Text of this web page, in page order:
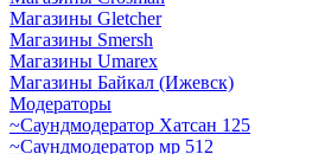
Магазины Gletcher
Магазины Smersh
Магазины Umarex
Магазины Байкал (Ижевск)
Модераторы
~Cаундмодератор Хатсан 125
~Саундмодератор мр 512